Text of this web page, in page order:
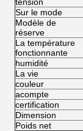
Sur le mode
Modèle de
réserve
La température
fonctionnante
humidité
La vie
couleur
acompte
certification
Dimension
Poids net